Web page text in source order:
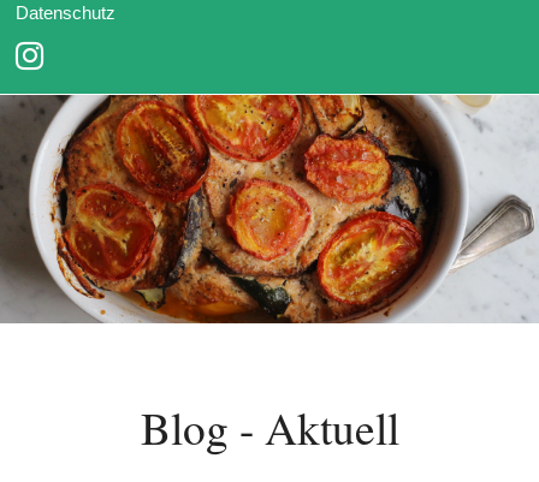
Datenschutz
Blog - Aktuell